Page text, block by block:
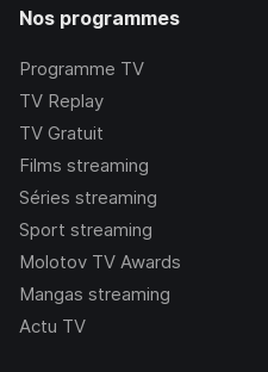
Nos programmes
Programme TV
TV Replay
TV Gratuit
Films streaming
Séries streaming
Sport streaming
Molotov TV Awards
Mangas streaming
Actu TV